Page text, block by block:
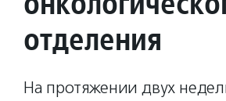
отделения
На протяжении двух